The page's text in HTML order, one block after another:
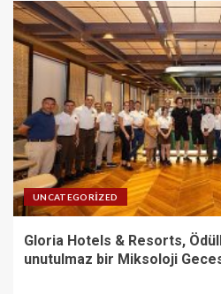
UNCATEGORIZED
Gloria Hotels & Resorts,
unutulmaz bir Miksoloji